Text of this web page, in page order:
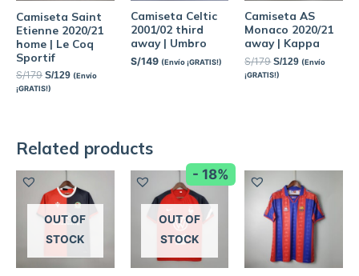
Camiseta Saint
Etienne 2020/21
home | Le Coq
Sportif
S/179 S/129 (Envío
¡GRATIS!)
Camiseta Celtic
2001/02 third
away | Umbro
S/149 (Envío ¡GRATIS!)
Camiseta AS
Monaco 2020/21
away | Kappa
S/179 S/129 (Envío
¡GRATIS!)
Related products
OUT OF
STOCK
- 18%
OUT OF
STOCK